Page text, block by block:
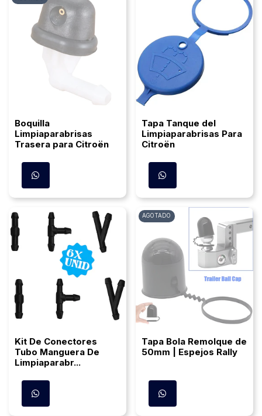
Boquilla
Limpiaparabrisas
Trasera para Citroën
Tapa Tanque del
Limpiaparabrisas Para
Citroën
Kit De Conectores
Tubo Manguera De
Limpiaparabr...
AGOTADO
Tapa Bola Remolque de
50mm | Espejos Rally